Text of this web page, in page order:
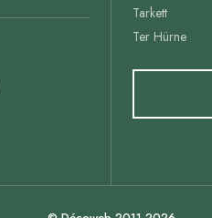
Tarkett
Ter Hürne